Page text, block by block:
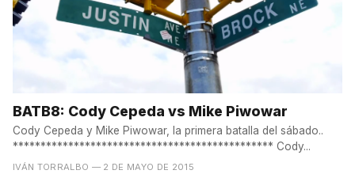
BATB8: Cody Cepeda vs Mike Piwowar
Cody Cepeda y Mike Piwowar, la primera batalla del sábado..
*********************************************** Cody...
IVÁN TORRALBO — 2 DE MAYO DE 2015